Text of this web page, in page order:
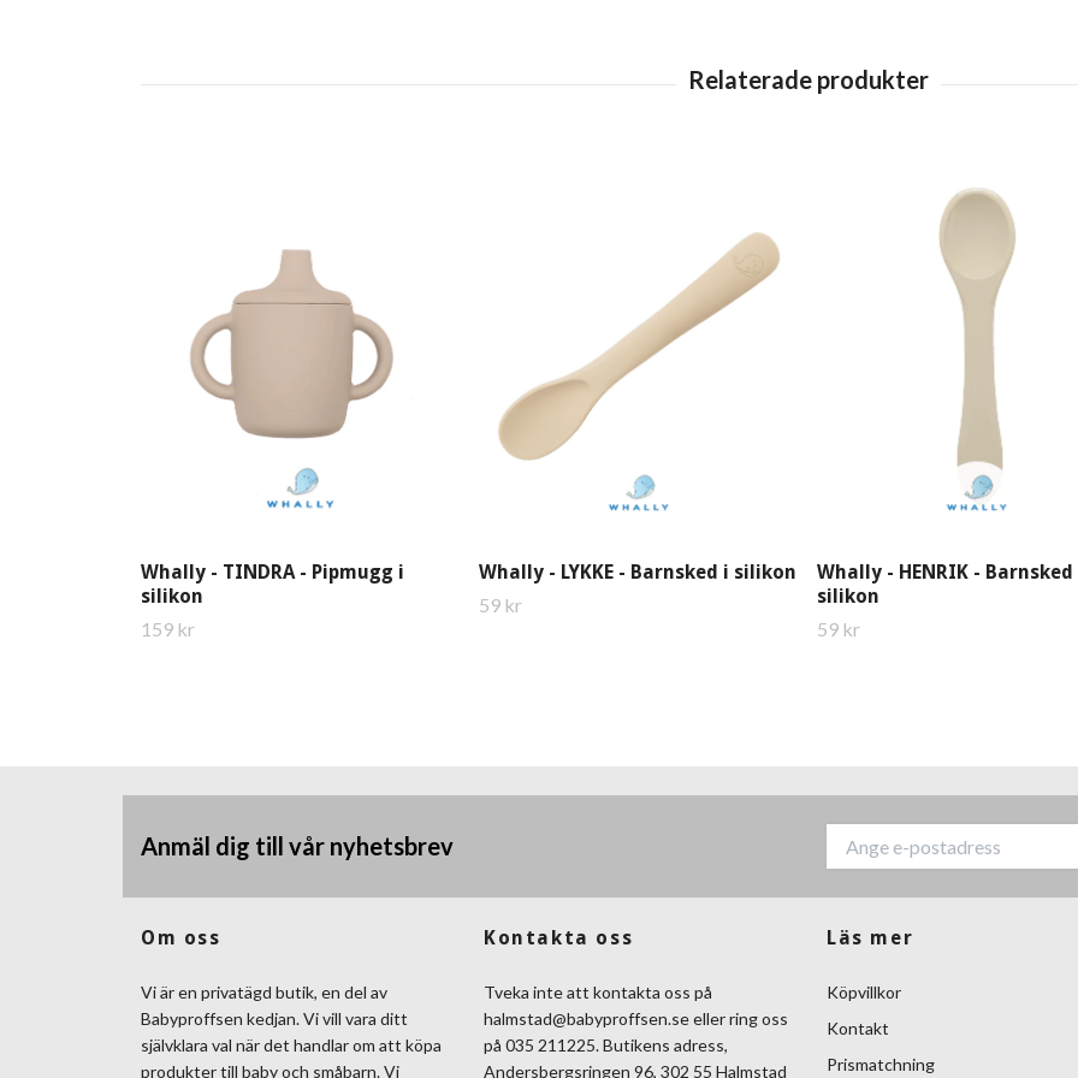
Whally - TINDRA - Pipmugg i
silikon
159 kr
Whally - LYKKE - Barnsked i silikon
59 kr
Whally - HENRIK - Barnsked
silikon
59 kr
Anmäl dig till vår nyhetsbrev
Om oss
Vi är en privatägd butik, en del av
Babyproffsen kedjan. Vi vill vara ditt
självklara val när det handlar om att köpa
produkter till baby och småbarn. Vi
Kontakta oss
Tveka inte att kontakta oss på
halmstad@babyproffsen.seeller ring oss
på 035 211225. Butikens adress,
Andersbergsringen 96, 302 55 Halmstad
Läs mer
Köpvillkor
Kontakt
Prismatchning